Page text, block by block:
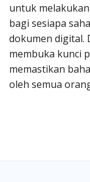
untuk
bagi sesiapa
dokumen digital.
membuka kunci
memastikan
oleh semua